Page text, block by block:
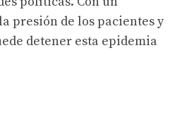
presión de los pacientes y
detener esta epidemia